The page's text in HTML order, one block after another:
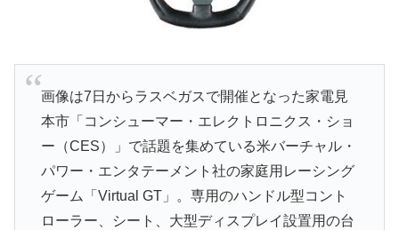
画像は7日からラスベガスで開催となった家電見
本市「コンシューマー・エレクトロニクス・ショ
ー（CES）」で話題を集めている米バーチャル・
パワー・エンタテーメント社の家庭用レーシング
ゲーム「Virtual GT」。専用のハンドル型コント
ローラー、シート、大型ディスプレイ設置用の台